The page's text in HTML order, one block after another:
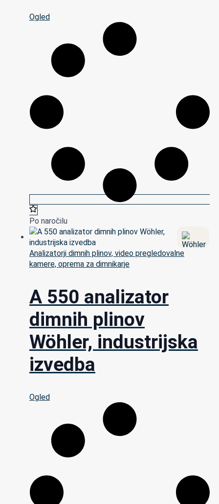
Ogled
Po naročilu
Analizatorji dimnih plinov, video pregledovalne
kamere, oprema za dimnikarje
A 550 analizator
dimnih plinov
Wöhler, industrijska
izvedba
Ogled